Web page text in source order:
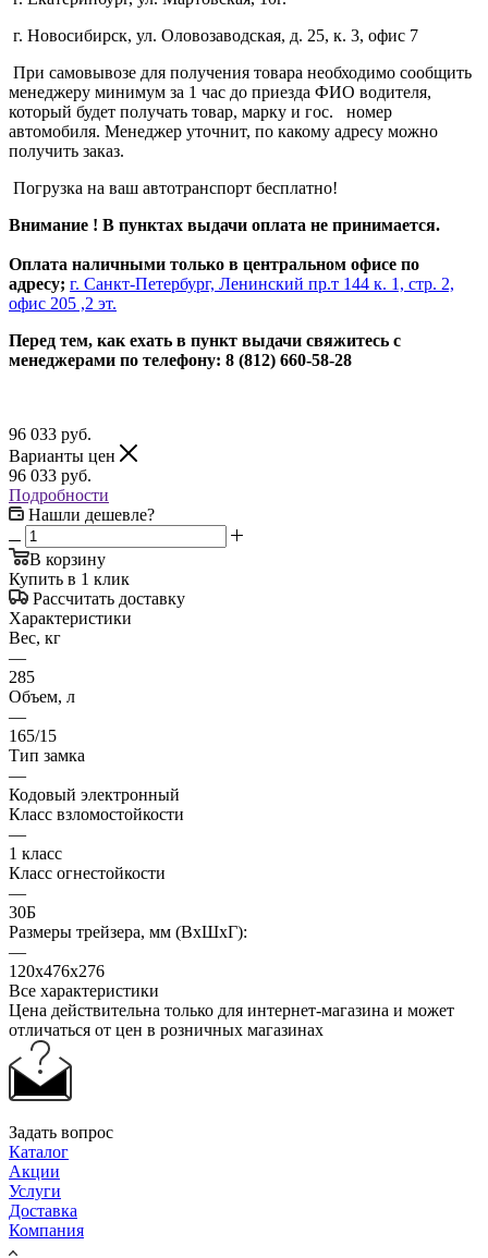
г. Новосибирск, ул. Оловозаводская, д. 25, к. 3, офис 7
При самовывозе для получения товара необходимо сообщить
менеджеру минимум за 1 час до приезда ФИО водителя,
который будет получать товар, марку и гос. номер
автомобиля. Менеджер уточнит, по какому адресу можно
получить заказ.
Погрузка на ваш автотранспорт бесплатно!
Внимание ! В пунктах выдачи оплата не принимается.
Оплата наличными только в центральном офисе по
адресу; г. Санкт-Петербург, Ленинский пр.т 144 к. 1, стр. 2,
офис 205 ,2 эт.
Перед тем, как ехать в пункт выдачи свяжитесь с
менеджерами по телефону: 8 (812) 660-58-28
96 033 руб.
Варианты цен
96 033 руб.
Подробности
Нашли дешевле?
В корзину
Купить в 1 клик
Рассчитать доставку
Характеристики
Вес, кг
—
285
Объем, л
—
165/15
Тип замка
—
Кодовый электронный
Класс взломостойкости
—
1 класс
Класс огнестойкости
—
30Б
Размеры трейзера, мм (ВхШхГ):
—
120х476х276
Все характеристики
Цена действительна только для интернет-магазина и может
отличаться от цен в розничных магазинах
Задать вопрос
Каталог
Акции
Услуги
Доставка
Компания